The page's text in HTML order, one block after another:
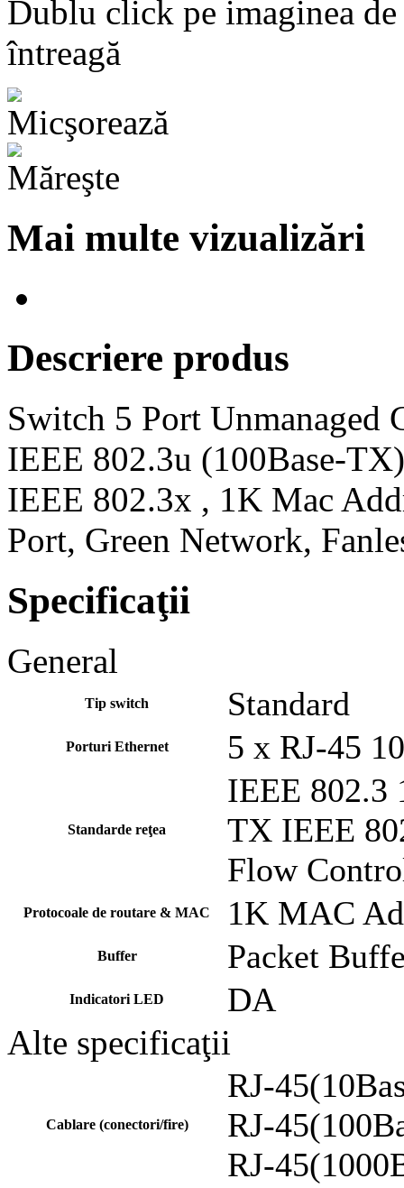
Dublu click pe imaginea de
întreagă
Mai multe vizualizări
Descriere produs
Switch 5 Port Unmanaged
IEEE 802.3u (100Base-
IEEE 802.3x , 1K Mac
Port, Green Network,
Specificaţii
General
Tip switch Standard
Porturi Ethernet 5 x RJ-45
Standarde reţea
IEEE 802.3
TX IEEE
Flow
Protocoale de routare & MAC 1K MAC
Buffer Packet
Indicatori LED DA
Alte specificaţii
Cablare (conectori/fire)
RJ-
RJ-
RJ-